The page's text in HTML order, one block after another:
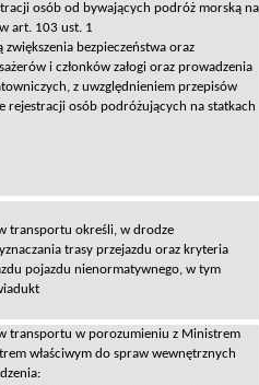
osób od bywających podróż morską na
art. 103 ust. 1
bezpieczeństwa oraz
i członków załogi oraz prowadzenia
z uwzględnieniem przepisów
rejestracji osób podróżujących na statkach
transportu określi, w drodze
trasy przejazdu oraz kryteria
pojazdu nienormatywnego, w tym
transportu w porozumieniu z Ministrem
właściwym do spraw wewnętrznych